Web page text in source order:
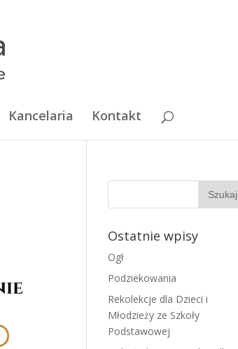
Kancelaria Kontakt
Ostatnie wpisy
Ogł
Podziekowania
Rekolekcje dla Dzieci i
Młodzieży ze Szkoły
Podstawowej